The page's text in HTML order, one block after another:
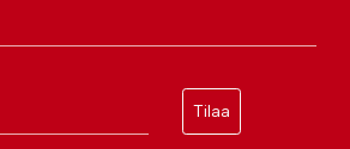
Tilaa